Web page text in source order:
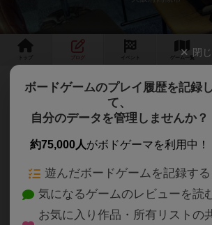
ゲーム 一覧
本日は『バイキングシーソー』
閉
ボードゲームのプレイ履歴を記録し
て、
自分のデータを管理しませんか？
約75,000人がボドゲーマを利用中！
遊んだボードゲームを記録する
気になるゲームのレビューを読
お気に入り作品・所有リストの